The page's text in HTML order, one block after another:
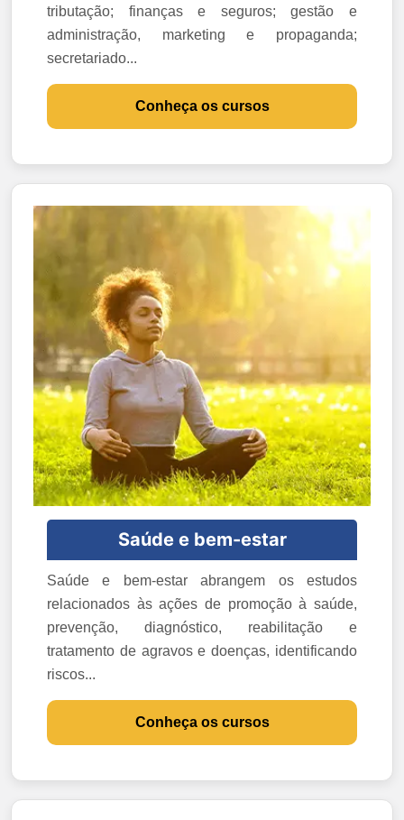
tributação; finanças e seguros; gestão e
administração, marketing e propaganda;
secretariado...
Conheça os cursos
Saúde e bem-estar
Saúde e bem-estar abrangem os estudos
relacionados às ações de promoção à saúde,
prevenção, diagnóstico, reabilitação e
tratamento de agravos e doenças, identificando
riscos...
Conheça os cursos